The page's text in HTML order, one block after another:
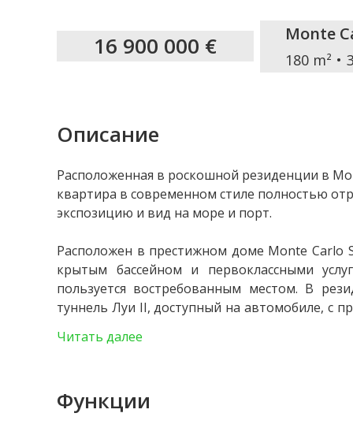
16 900 000 € Monte
180 m²
Описание
Расположенная в роскошной резиденции в
квартира в современном стиле полностью
экспозицию и вид на море и порт.
Расположен в престижном доме Monte Carlo
крытым бассейном и первоклассными
пользуется востребованным местом. В
туннель Луи II, доступный на автомобиле, с
На набережной квартира открывает
Вход выходит в большую гостиную с
Читать далее
Функции